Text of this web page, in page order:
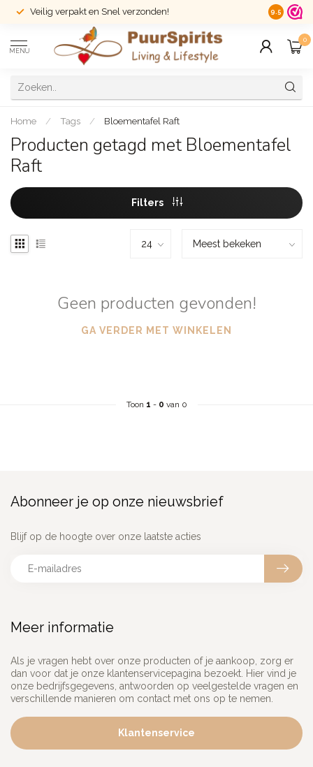
Veilig verpakt en Snel verzonden! 14 dagen
9.5
MENU
0
Home / Tags / Bloementafel Raft
Producten getagd met Bloementafel
Raft
Filters
Geen producten gevonden!
GA VERDER MET WINKELEN
Toon 1 - 0 van 0
Meer informatie
Als je vragen hebt over onze producten of je aankoop, zorg er
dan voor dat je onze klantenservicepagina bezoekt. Hier vind je
onze bedrijfsgegevens, antwoorden op veelgestelde vragen en
verschillende manieren om contact met ons op te nemen.
Klantenservice
Abonneer je op onze nieuwsbrief
Blijf op de hoogte over onze laatste acties